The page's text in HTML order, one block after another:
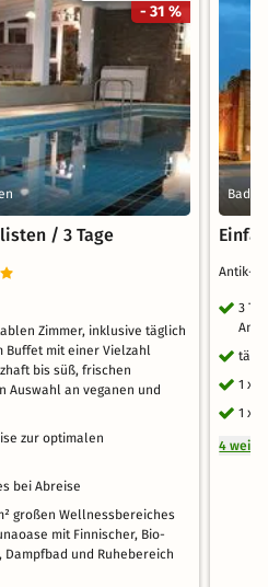
- 31 %
/ 3 Tage
Zimmer, inklusive täglich
Buffet mit einer Vielzahl
bis süß, frischen
Auswahl an veganen und
zur optimalen
bei Abreise
großen Wellnessbereiches
mit Finnischer, Bio-
und Ruhebereich
Bad
Antik-
3
1 x
1 x
4